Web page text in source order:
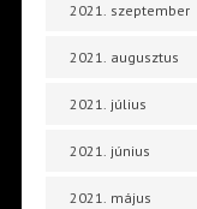
2021. szeptember
2021. augusztus
2021. július
2021. június
2021. május